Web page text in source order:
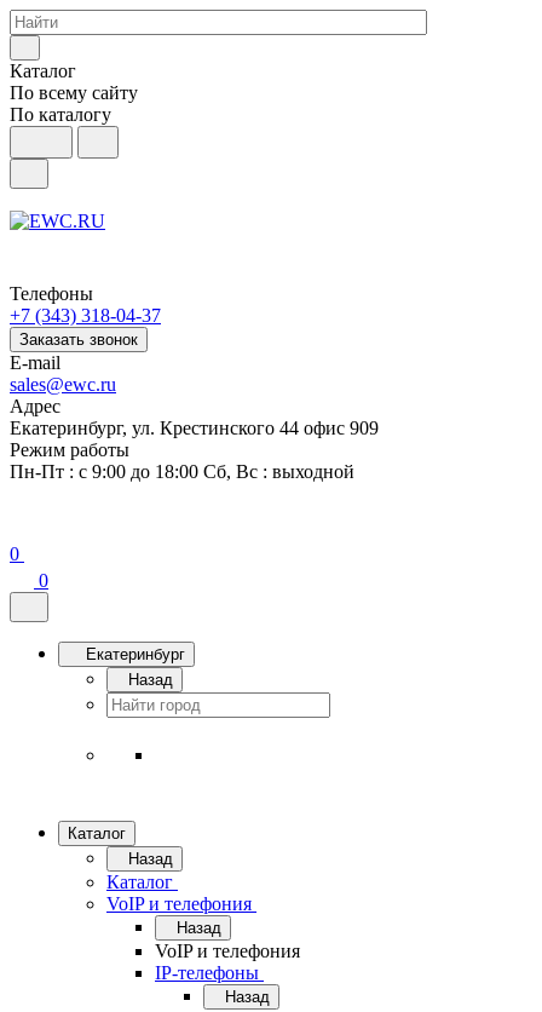
Каталог
По всему сайту
По каталогу
Телефоны
+7 (343) 318-04-37
Заказать звонок
E-mail
sales@ewc.ru
Адрес
Екатеринбург, ул. Крестинского 44 офис 909
Режим работы
Пн-Пт : с 9:00 до 18:00 Сб, Вс : выходной
0
0
Екатеринбург
Назад
Каталог
Назад
Каталог
VoIP и телефония
Назад
VoIP и телефония
IP-телефоны
Назад